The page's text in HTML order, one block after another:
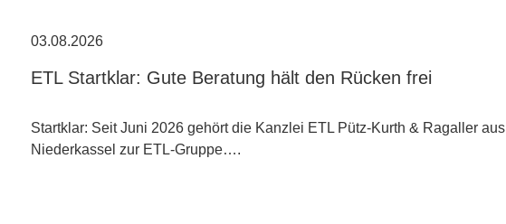
03.08.2026
ETL Startklar: Gute Beratung hält den Rücken frei
Startklar: Seit Juni 2026 gehört die Kanzlei ETL Pütz-Kurth & Ragaller aus
Niederkassel zur ETL-Gruppe….